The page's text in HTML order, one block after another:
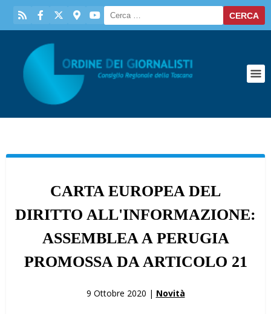
CARTA EUROPEA DEL
DIRITTO ALL'INFORMAZIONE:
ASSEMBLEA A PERUGIA
PROMOSSA DA ARTICOLO 21
9 Ottobre 2020 | Novità